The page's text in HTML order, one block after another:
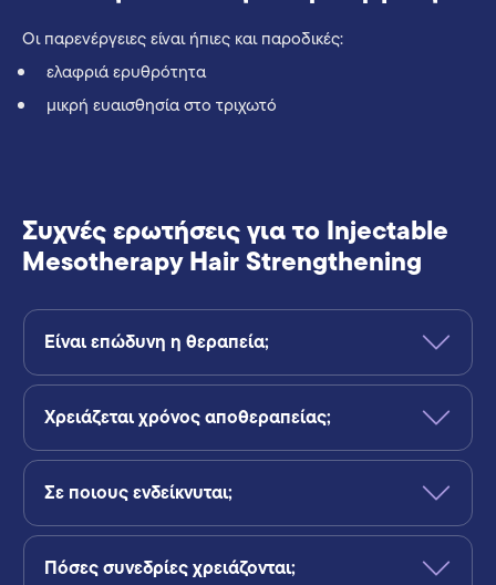
Οι παρενέργειες είναι ήπιες και παροδικές:
ελαφριά ερυθρότητα
μικρή ευαισθησία στο τριχωτό
Συχνές ερωτήσεις για το Injectable
Mesotherapy Hair Strengthening
Είναι επώδυνη η θεραπεία;
Χρειάζεται χρόνος αποθεραπείας;
Σε ποιους ενδείκνυται;
Πόσες συνεδρίες χρειάζονται;